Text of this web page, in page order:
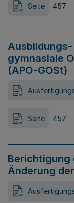
Seite 457
gymnasiale
(APO-GOSt)
Seite 457
Berichtigung
Änderung